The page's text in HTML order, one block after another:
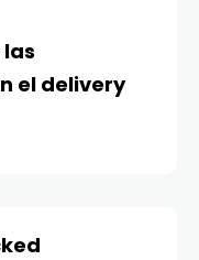
las
el delivery